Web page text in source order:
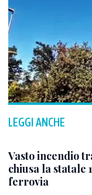
LEGGI ANCHE
Vasto incendio
chiusa la statale
ferrovia